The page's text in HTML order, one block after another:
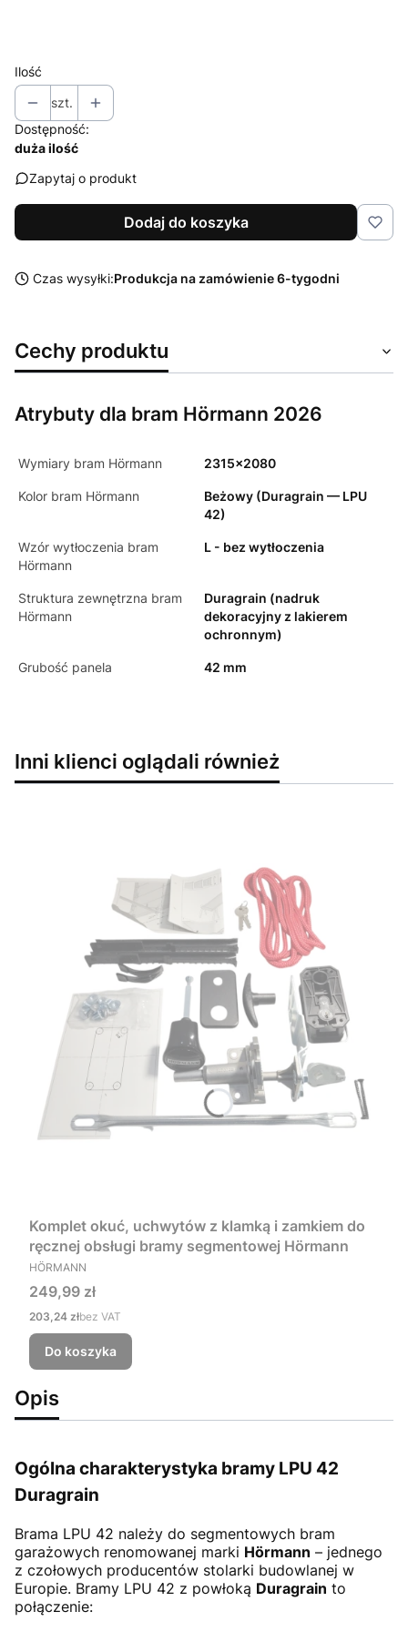
Ilość
szt.
Dostępność:
duża ilość
Zapytaj o produkt
Dodaj do koszyka
Czas wysyłki:Produkcja na zamówienie 6-tygodni
Cechy produktu
Atrybuty dla bram Hörmann 2026
Wymiary bram Hörmann 2315x2080
Kolor bram Hörmann
Beżowy (Duragrain — LPU
42)
Wzór wytłoczenia bram
Hörmann
L - bez wytłoczenia
Struktura zewnętrzna bram
Hörmann
Duragrain (nadruk
dekoracyjny z lakierem
ochronnym)
Grubość panela 42 mm
Inni klienci oglądali również
Komplet okuć, uchwytów z klamką i zamkiem do
ręcznej obsługi bramy segmentowej Hörmann
PRODUCENT
HÖRMANN
Cena
249,99 zł
Cena
203,24 złbez VAT
Do koszyka
Opis
Ogólna charakterystyka bramy LPU 42
Duragrain
Brama LPU 42 należy do segmentowych bram
garażowych renomowanej marki Hörmann – jednego
z czołowych producentów stolarki budowlanej w
Europie. Bramy LPU 42 z powłoką Duragrain to
połączenie: